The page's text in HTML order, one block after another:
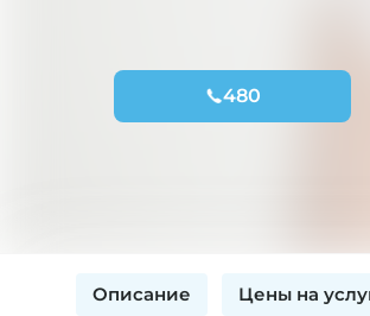
480
Описание Цены на